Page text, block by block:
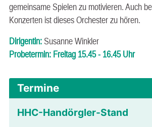
gemeinsame Spielen zu motivieren. Auch
Konzerten ist dieses Orchester zu hören.
Dirigentin:Susanne Winkler
Probetermin: Freitag 15.45 - 16.45 Uhr
Termine
HHC-Handörgler-Stand